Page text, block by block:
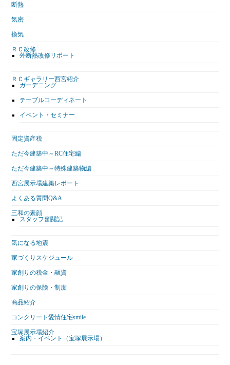
断熱
気密
換気
ＲＣ改修
外断熱改修リポート
ＲＣギャラリー西宮紹介
ガーデニング
テーブルコーディネート
イベント・セミナー
固定資産税
ただ今建築中～RC住宅編
ただ今建築中～特殊建築物編
西宮展示場建築レポート
よくある質問Q&A
三和の素顔
スタッフ奮闘記
気になる地震
家づくりスケジュール
家創りの税金・融資
家創りの保険・制度
商品紹介
コンクリート愛情住宅smile
宝塚展示場紹介
案内・イベント（宝塚展示場）